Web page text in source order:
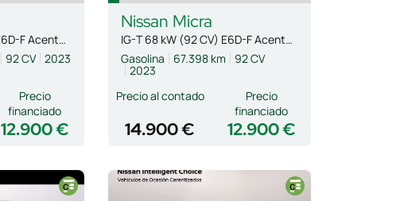
IG-T 68 kW (92 CV) E6D-F Acenta Sprint
92 CV 2023
12.900 €
Precio
financiado
Nissan Micra
IG-T 68 kW (92 CV) E6D-F Acenta Sprint
Gasolina
67.398 km 92 CV
2023
Precio al contado
14.900 € 12.900 €
Precio
financiado